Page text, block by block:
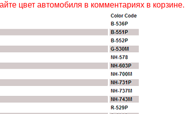
цвет автомобиля в комментариях в корзине.